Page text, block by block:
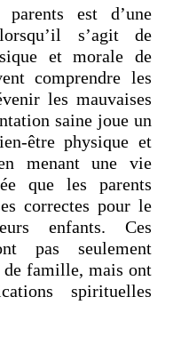
est d’une
s’agit de
et morale de
comprendre les
les mauvaises
saine joue un
être physique et
menant une vie
que les parents
correctes pour le
enfants. Ces
pas seulement
famille, mais ont
spirituelles